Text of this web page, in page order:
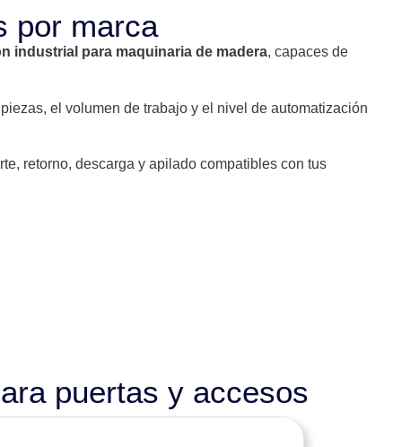
por marca
industrial para maquinaria de madera, capaces de
el volumen de trabajo y el nivel de automatización
retorno, descarga y apilado compatibles con tus
puertas y accesos